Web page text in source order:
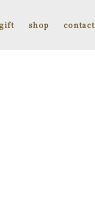
shop contact